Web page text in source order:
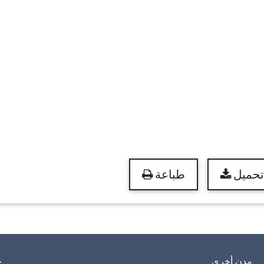
طباعة تحميل
مدن أخرى